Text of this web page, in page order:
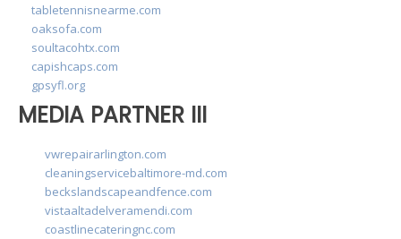
tabletennisnearme.com
oaksofa.com
soultacohtx.com
capishcaps.com
gpsyfl.org
MEDIA PARTNER III
vwrepairarlington.com
cleaningservicebaltimore-md.com
beckslandscapeandfence.com
vistaaltadelveramendi.com
coastlinecateringnc.com